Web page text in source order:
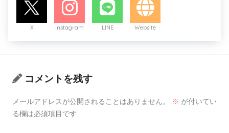
X Instagram LINE Website
コメントを残す
メールアドレスが公開されることはありません。 ※ が付いてい
る欄は必須項目です